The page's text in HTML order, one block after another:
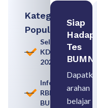
Kategori
Populer
Seleksi
KDKMP
2026
Informasi
RBB
BUMN
Siap
Hadapi
Tes
BUMN
Dapatkan
arahan
belajar